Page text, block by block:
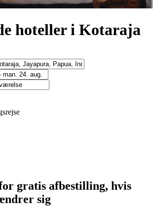
hoteller i Kotaraja
gratis afbestilling, hvis
sig